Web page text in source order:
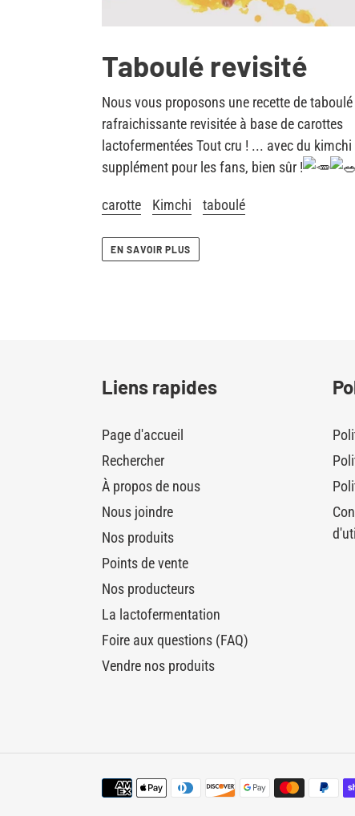
Taboulé revisité
Nousvous proposons une recette de taboulé
rafraichissante revisitée à base de carottes
lactofermentées Tout cru ! ... avec du kimchi
supplément pour les fans, bien sûr !
carotte Kimchi taboulé
EN SAVOIR PLUS
Liens rapides
Page d'accueil
Rechercher
À propos de nous
Nous joindre
Nos produits
Points de vente
Nos producteurs
La lactofermentation
Foire aux questions (FAQ)
Vendre nos produits
Moyens